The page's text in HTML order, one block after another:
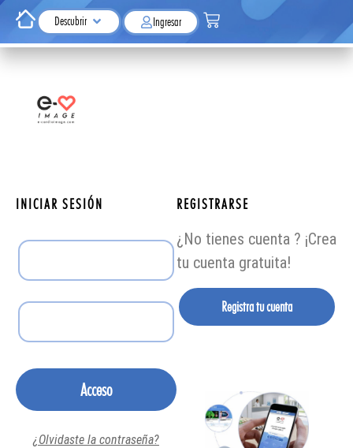
Descubrir Ingresar
INICIAR SESIÓN
Acceso
¿Olvidaste la contraseña?
REGISTRARSE
¿No tienes cuenta ? ¡Crea
tu cuenta gratuita!
Registra tu cuenta